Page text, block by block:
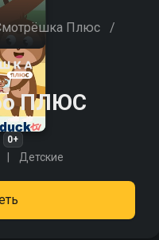
Плюс /
ПЛЮС
0+
Детские